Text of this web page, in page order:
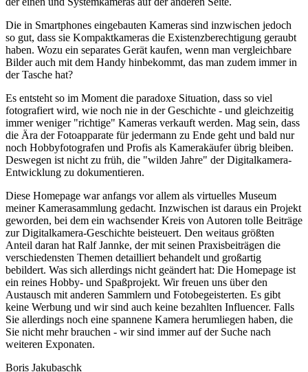
Die in Smartphones eingebauten Kameras sind inzwischen jedoch
so gut, dass sie Kompaktkameras die Existenzberechtigung geraubt
haben. Wozu ein separates Gerät kaufen, wenn man vergleichbare
Bilder auch mit dem Handy hinbekommt, das man zudem immer in
der Tasche hat?
Es entsteht so im Moment die paradoxe Situation, dass so viel
fotografiert wird, wie noch nie in der Geschichte - und gleichzeitig
immer weniger "richtige" Kameras verkauft werden. Mag sein, dass
die Ära der Fotoapparate für jedermann zu Ende geht und bald nur
noch Hobbyfotografen und Profis als Kamerakäufer übrig bleiben.
Deswegen ist nicht zu früh, die "wilden Jahre" der Digitalkamera-
Entwicklung zu dokumentieren.
Diese Homepage war anfangs vor allem als virtuelles Museum
meiner Kamerasammlung gedacht. Inzwischen ist daraus ein Projekt
geworden, bei dem ein wachsender Kreis von Autoren tolle Beiträge
zur Digitalkamera-Geschichte beisteuert. Den weitaus größten
Anteil daran hat Ralf Jannke, der mit seinen Praxisbeiträgen die
verschiedensten Themen detailliert behandelt und großartig
bebildert. Was sich allerdings nicht geändert hat: Die Homepage ist
ein reines Hobby- und Spaßprojekt. Wir freuen uns über den
Austausch mit anderen Sammlern und Fotobegeisterten. Es gibt
keine Werbung und wir sind auch keine bezahlten Influencer. Falls
Sie allerdings noch eine spannene Kamera herumliegen haben, die
Sie nicht mehr brauchen - wir sind immer auf der Suche nach
weiteren Exponaten.
Boris Jakubaschk